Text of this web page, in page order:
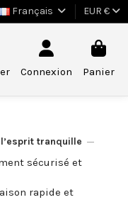
Français EUR €
Connexion Panier
tranquille
sécurisé et
rapide et